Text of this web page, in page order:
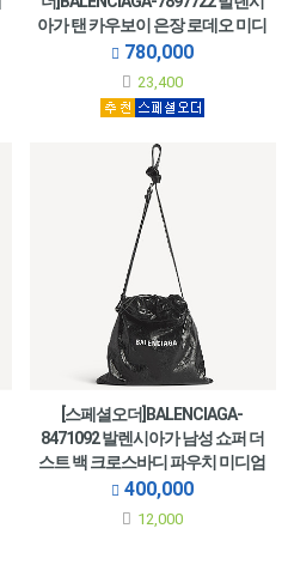
아가 탠 카우보이 은장 로데오 미디
엄 핸드백
780,000
23,400
[스페셜오더]BALENCIAGA-
8471092 발렌시아가 남성 쇼퍼 더
스트 백 크로스바디 파우치 미디엄
블랙
400,000
12,000